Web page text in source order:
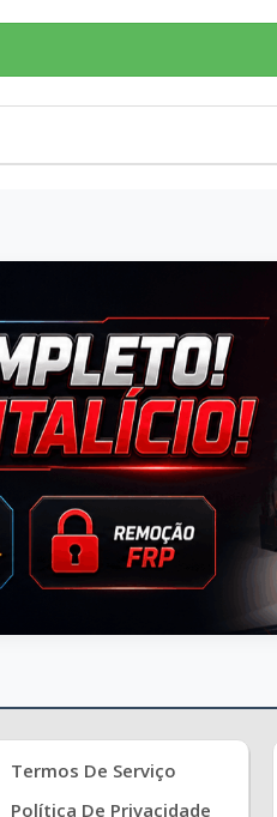
Termos De Serviço
Política De Privacidade